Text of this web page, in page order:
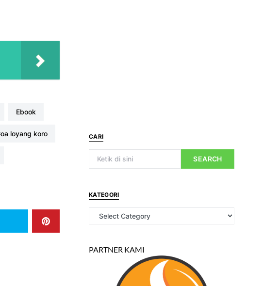
Ebook
goa loyang koro CARI
SEARCH
KATEGORI
PARTNER KAMI